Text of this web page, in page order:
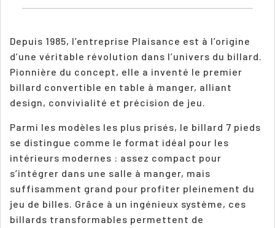
Depuis 1985, l’entreprise Plaisance est à l’origine
d’une véritable révolution dans l’univers du billard.
Pionnière du concept, elle a inventé le premier
billard convertible en table à manger, alliant
design, convivialité et précision de jeu.
Parmi les modèles les plus prisés, le billard 7 pieds
se distingue comme le format idéal pour les
intérieurs modernes : assez compact pour
s’intégrer dans une salle à manger, mais
suffisamment grand pour profiter pleinement du
jeu de billes. Grâce à un ingénieux système, ces
billards transformables permettent de